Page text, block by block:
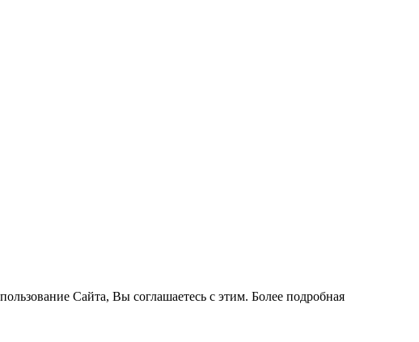
Сайта, Вы соглашаетесь с этим. Более подробная